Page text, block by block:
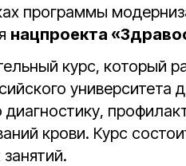
программы
нацпроекта
курс, который
университета
крови. Курс